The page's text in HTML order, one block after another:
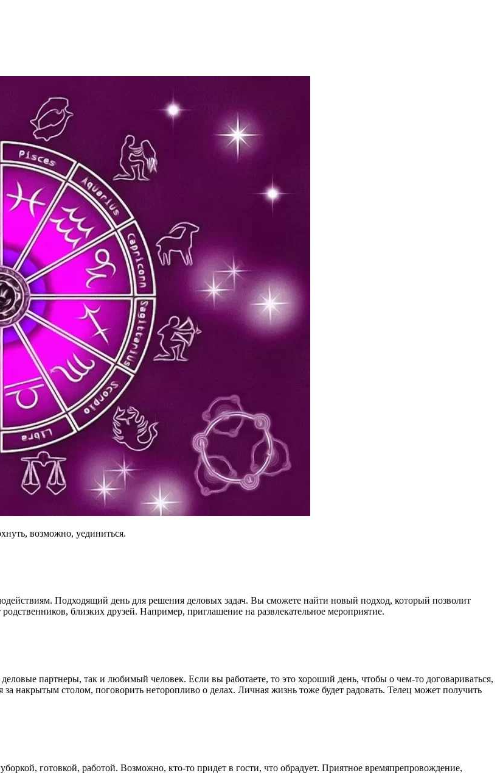
возможно, уединиться.
Подходящий день для решения деловых задач. Вы сможете найти новый подход, который позволит
близких друзей. Например, приглашение на развлекательное мероприятие.
партнеры, так и любимый человек. Если вы работаете, то это хороший день, чтобы о чем-то договариваться,
накрытым столом, поговорить неторопливо о делах. Личная жизнь тоже будет радовать. Телец может получить
готовкой, работой. Возможно, кто-то придет в гости, что обрадует. Приятное времяпрепровождение,